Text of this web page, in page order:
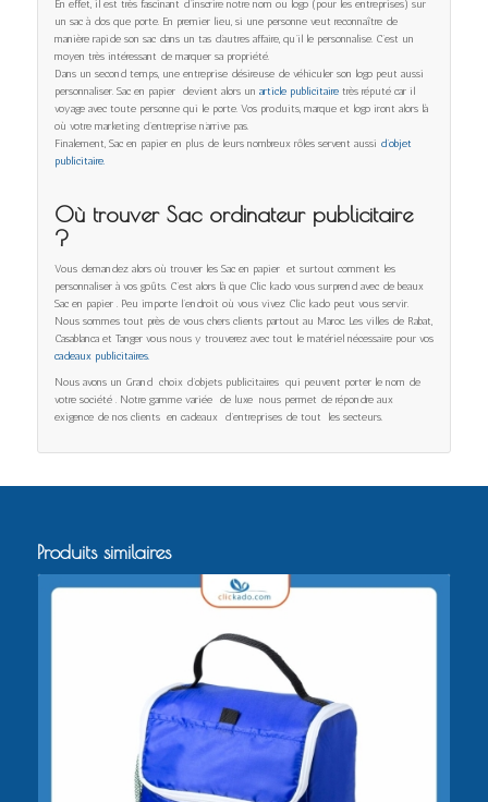
En effet, il est très fascinant d’inscrire notre nom ou logo (pour les entreprises) sur
un sac à dos que porte. En premier lieu, si une personne veut reconnaître de
manière rapide son sac dans un tas d’autres affaire, qu’il le personnalise. C’est un
moyen très intéressant de marquer sa propriété.
Dans un second temps, une entreprise désireuse de véhiculer son logo peut aussi
personnaliser. Sac en papier devient alors un article publicitairetrès réputé car il
voyage avec toute personne qui le porte. Vos produits, marque et logo iront alors là
où votre marketing d’entreprise n’arrive pas.
Finalement, Sac en papier en plus de leurs nombreux rôles servent aussi d’objet
publicitaire.
Où trouver Sac ordinateur publicitaire
?
Vous demandez alors où trouver les Sac en papier et surtout comment les
personnaliser à vos goûts. C’est alors là que Clic kado vous surprend avec de beaux
Sac en papier . Peu importe l’endroit où vous vivez Clic kado peut vous servir.
Nous sommes tout près de vous chers clients partout au Maroc. Les villes de Rabat,
Casablanca et Tanger vous nous y trouverez avec tout le matériel nécessaire pour vos
cadeaux publicitaires.
Nous avons un Grand choix d’objets publicitaires qui peuvent porter le nom de
votre société . Notre gamme variée de luxe nous permet de répondre aux
exigence de nos clients en cadeaux d’entreprises de tout les secteurs.
Produits similaires